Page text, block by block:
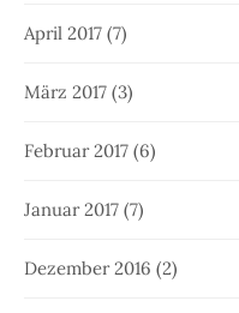
April 2017 (7)
März 2017 (3)
Februar 2017 (6)
Januar 2017 (7)
Dezember 2016 (2)